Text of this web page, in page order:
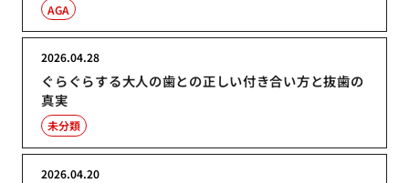
AGA
ぐらぐらする大人の歯との正しい付き合い方と抜歯の
真実
2026.04.28
未分類
2026.04.20